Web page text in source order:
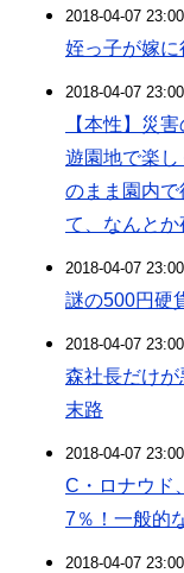
2018-04-07
姪っ子が嫁に
2018-04-07
【本性】災
遊園地で楽
のまま園内
て、なんと
2018-04-07
謎の500円硬
2018-04-07
森社長だけ
末路
2018-04-07
C・ロナウド
7％！一般的
2018-04-07